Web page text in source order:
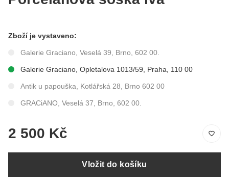
Zboží je vystaveno:
Galerie Graciano, Veselá 39, Brno, 602 00.
Galerie Graciano, Opletalova 1013/59, Praha, 110 00
Antik u papouška, Kotlářská 28, Brno 602 00
GRACiANO, Veselá 37, Brno, 602 00.
2 500 Kč
Vložit do košíku